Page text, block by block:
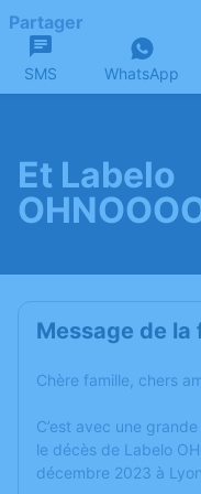
Partager
SMS WhatsApp
Et Labelo
Message de la
Chère famille, chers
C’est avec une
le décès de Labelo
décembre 2023 à Lyon.